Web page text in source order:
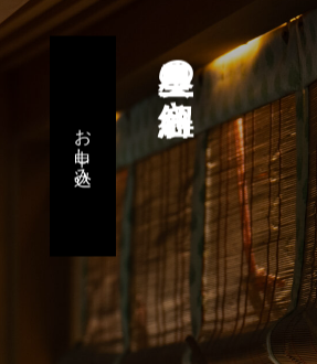
星里奏の紐解き
お申し込み